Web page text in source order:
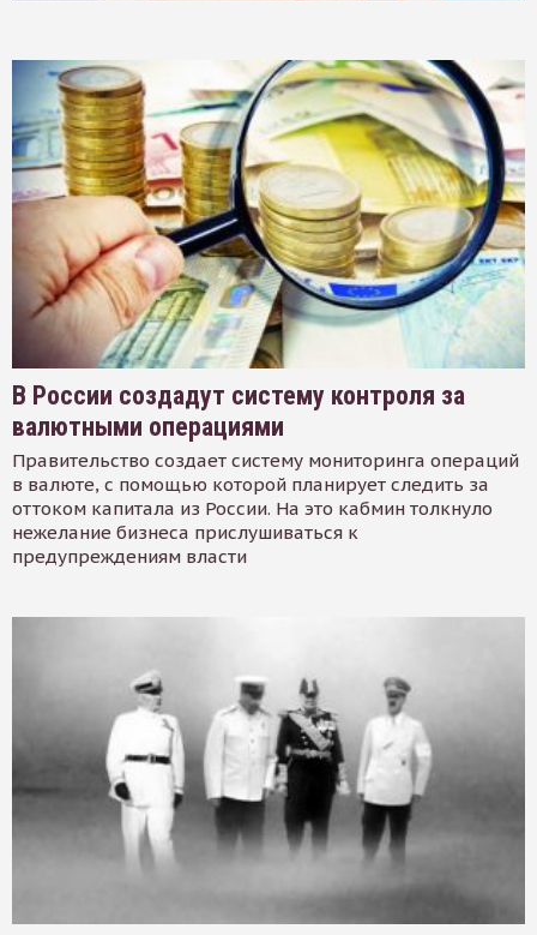
В России создадут систему контроля за
валютными операциями
Правительство создает систему мониторинга операций
в валюте, с помощью которой планирует следить за
оттоком капитала из России. На это кабмин толкнуло
нежелание бизнеса прислушиваться к
предупреждениям власти